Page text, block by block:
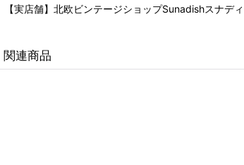
【実店舗】北欧ビンテージショップSunadishスナ
関連商品